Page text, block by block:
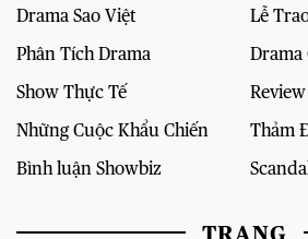
Drama Sao Việt
Lễ
Phân Tích Drama
Drama
Show Thực Tế
Những Cuộc Khẩu Chiến
Thảm
Bình luận Showbiz